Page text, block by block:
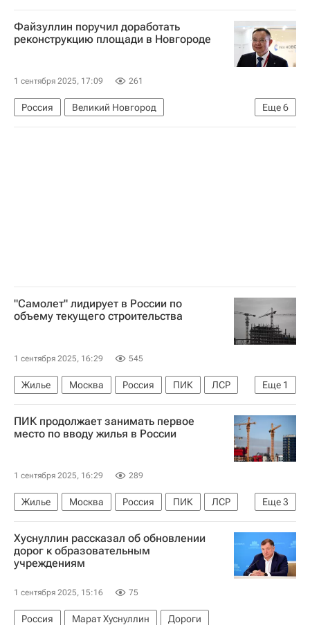
Ипотека
Файзуллин поручил доработать
реконструкцию площади в Новгороде
1 сентября 2025, 17:09 261
Еще6
Россия
Великий Новгород
Новгородская область
Александра Дронова
"Самолет" лидирует в России по
объему текущего строительства
1 сентября 2025, 16:29 545
Еще 1
Жилье Москва Россия ПИК
ЛСР
Страна Девелопмент
ПИК продолжает занимать первое
место по вводу жилья в России
1 сентября 2025, 16:29 289
Еще3
Жилье Москва Россия ПИК
ЛСР
Sminex
Девелоперы Строительство
Хуснуллин рассказал об обновлении
дорог к образовательным
учреждениям
1 сентября 2025, 15:16 75
Россия Марат Хуснуллин Дороги